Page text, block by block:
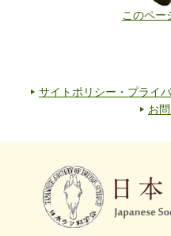
このペー
サイトポリシー・プライ
お